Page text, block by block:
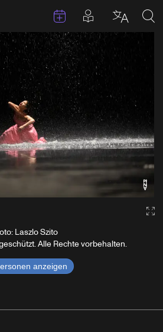
TermineBeiträge in
Laszlo Szito
Alle Rechte vorbehalten.
anzeigen